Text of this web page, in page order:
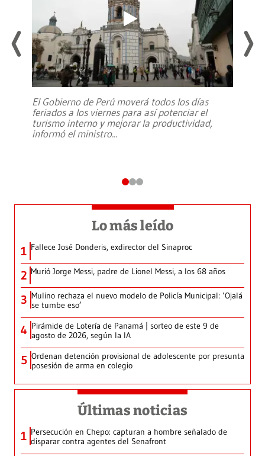
El Gobierno de Perú moverá todos los días
feriados a los viernes para así potenciar el
turismo interno y mejorar la productividad,
informó el ministro...
Lo más leído
1 Fallece José Donderis, exdirector del Sinaproc
2 Murió Jorge Messi, padre de Lionel Messi, a los 68 años
3 Mulino rechaza el nuevo modelo de Policía Municipal: ‘Ojalá
se tumbe eso’
4 Pirámide de Lotería de Panamá | sorteo de este 9 de
agosto de 2026, según la IA
5 Ordenan detención provisional de adolescente por presunta
posesión de arma en colegio
Últimas noticias
1 Persecución en Chepo: capturan a hombre señalado de
disparar contra agentes del Senafront